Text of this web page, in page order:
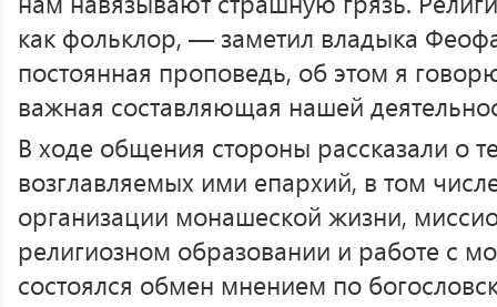
как фольклор, — заметил владыка
постоянная проповедь, об этом я
важная составляющая нашей
В ходе общения стороны рассказали о
возглавляемых ими епархий, в том
организации монашеской жизни,
религиозном образовании и работе с
состоялся обмен мнением по